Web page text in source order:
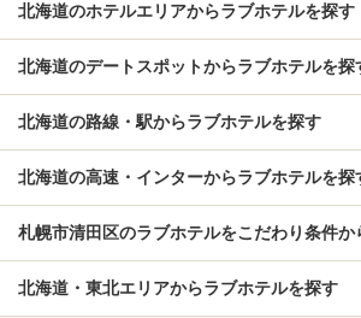
北海道のホテルエリアからラブホテルを探す
北海道のデートスポットからラブホテルを探
北海道の路線・駅からラブホテルを探す
北海道の高速・インターからラブホテルを探
札幌市清田区のラブホテルをこだわり条件か
北海道・東北エリアからラブホテルを探す